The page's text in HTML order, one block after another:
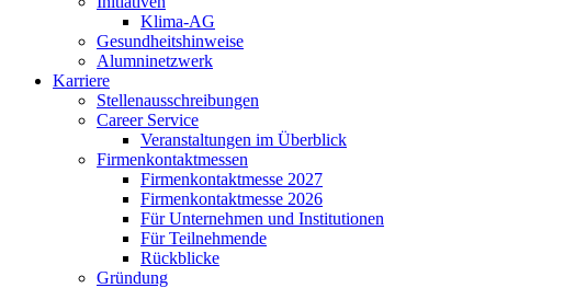
Klima-AG
Gesundheitshinweise
Alumninetzwerk
Karriere
Stellenausschreibungen
Career Service
Veranstaltungen im Überblick
Firmenkontaktmessen
Firmenkontaktmesse 2027
Firmenkontaktmesse 2026
Für Unternehmen und Institutionen
Für Teilnehmende
Rückblicke
Gründung